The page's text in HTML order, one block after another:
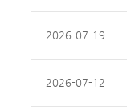
2026-07-19
2026-07-12